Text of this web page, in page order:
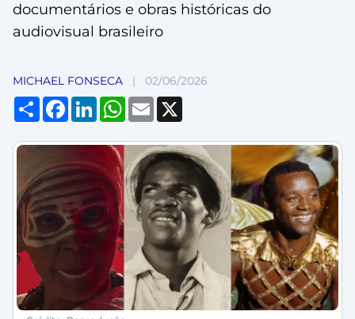
documentários e obras históricas do
audiovisual brasileiro
MICHAEL FONSECA | 02/06/2026
Compartilhar
Facebook
LinkedInWhatsApp
Email